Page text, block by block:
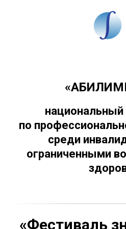
по
среди
ограниченными
«Фестиваль